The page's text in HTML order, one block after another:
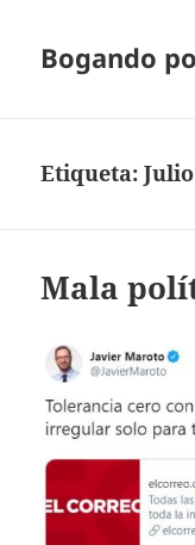
Bogando
Etiqueta:
Mala